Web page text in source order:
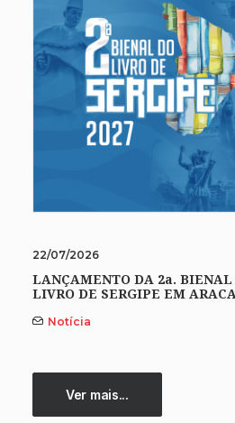
22/07/2026
LANÇAMENTO DA 2a. BIENAL
LIVRO DE SERGIPE EM
Notícia
Ver mais...